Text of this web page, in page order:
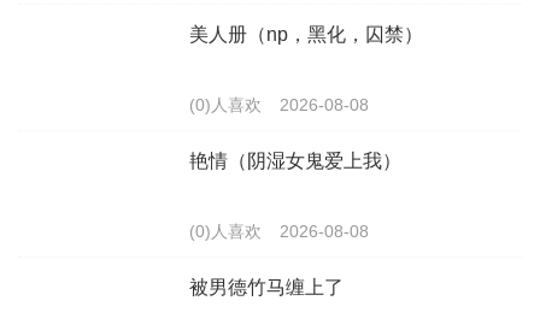
美人册（np，黑化，囚禁）
(0)人喜欢 2026-08-08
艳情（阴湿女鬼爱上我）
(0)人喜欢 2026-08-08
被男德竹马缠上了